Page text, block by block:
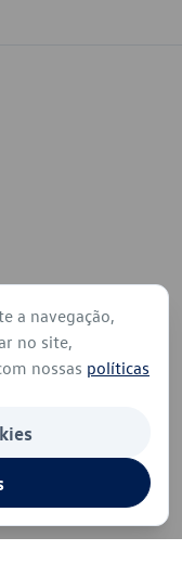
a navegação,
no site,
nossas políticas